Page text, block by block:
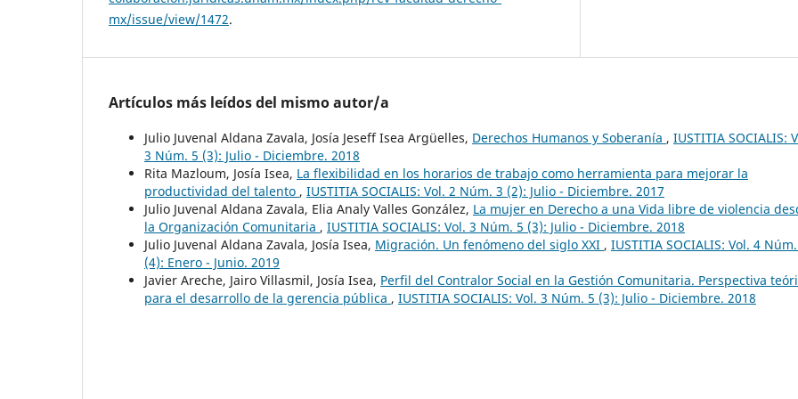
mx/issue/view/1472.
Artículos más leídos del mismo autor/a
Julio Juvenal Aldana Zavala, Josía Jeseff Isea Argüelles, Derechos Humanos y Soberanía , IUSTITIA SOCIALIS:
3 Núm. 5 (3): Julio - Diciembre. 2018
Rita Mazloum, Josía Isea, La flexibilidad en los horarios de trabajo como herramienta para mejorar la
productividad del talento , IUSTITIA SOCIALIS: Vol. 2 Núm. 3 (2): Julio - Diciembre. 2017
Julio Juvenal Aldana Zavala, Elia Analy Valles González, La mujer en Derecho a una Vida libre de violencia
la Organización Comunitaria , IUSTITIA SOCIALIS: Vol. 3 Núm. 5 (3): Julio - Diciembre. 2018
Julio Juvenal Aldana Zavala, Josía Isea, Migración. Un fenómeno del siglo XXI , IUSTITIA SOCIALIS: Vol. 4
(4): Enero - Junio. 2019
Javier Areche, Jairo Villasmil, Josía Isea, Perfil del Contralor Social en la Gestión Comunitaria. Perspectiva
para el desarrollo de la gerencia pública , IUSTITIA SOCIALIS: Vol. 3 Núm. 5 (3): Julio - Diciembre. 2018